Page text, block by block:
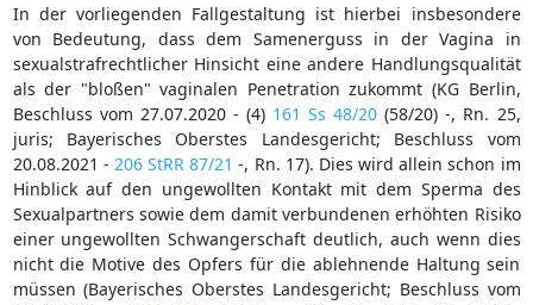
In der vorliegenden Fallgestaltung ist hierbei insbesondere
von Bedeutung, dass dem Samenerguss in der Vagina in
sexualstrafrechtlicher Hinsicht eine andere Handlungsqualität
als der "bloßen" vaginalen Penetration zukommt (KG Berlin,
Beschluss vom 27.07.2020 - (4) 161 Ss 48/20 (58/20) -, Rn. 25,
juris; Bayerisches Oberstes Landesgericht; Beschluss vom
20.08.2021 - 206 StRR 87/21 -, Rn. 17). Dies wird allein schon im
Hinblick auf den ungewollten Kontakt mit dem Sperma des
Sexualpartners sowie dem damit verbundenen erhöhten Risiko
einer ungewollten Schwangerschaft deutlich, auch wenn dies
nicht die Motive des Opfers für die ablehnende Haltung sein
müssen (Bayerisches Oberstes Landesgericht; Beschluss vom